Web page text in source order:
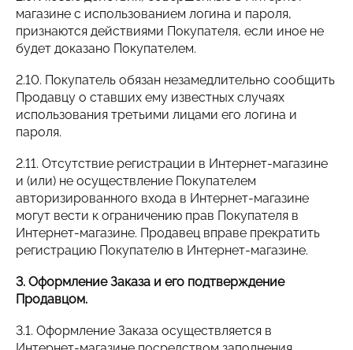
магазине с использованием логина и пароля,
признаются действиями Покупателя, если иное не
будет доказано Покупателем.
2.10. Покупатель обязан незамедлительно сообщить
Продавцу о ставших ему известных случаях
использования третьими лицами его логина и
пароля.
2.11. Отсутствие регистрации в Интернет-магазине
и (или) не осуществление Покупателем
авторизированного входа в Интернет-магазине
могут вести к ограничению прав Покупателя в
Интернет-магазине. Продавец вправе прекратить
регистрацию Покупателю в Интернет-магазине.
3. Оформление Заказа и его подтверждение
Продавцом.
3.1. Оформление Заказа осуществляется в